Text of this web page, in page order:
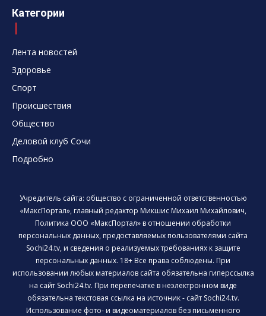
Категории
Лента новостей
Здоровье
Спорт
Происшествия
Общество
Деловой клуб Сочи
Подробно
Учредитель сайта: общество с ограниченной ответственностью
«МаксПортал», главный редактор Микшис Михаил Михайлович,
Политика ООО «МаксПортал» в отношении обработки
персональных данных, предоставляемых пользователями сайта
Sochi24.tv, и сведения о реализуемых требованиях к защите
персональных данных. 18+ Все права соблюдены. При
использовании любых материалов сайта обязательна гиперссылка
на сайт Sochi24.tv. При перепечатке в неэлектронном виде
обязательна текстовая ссылка на источник - сайт Sochi24.tv.
Использование фото- и видеоматериалов без письменного